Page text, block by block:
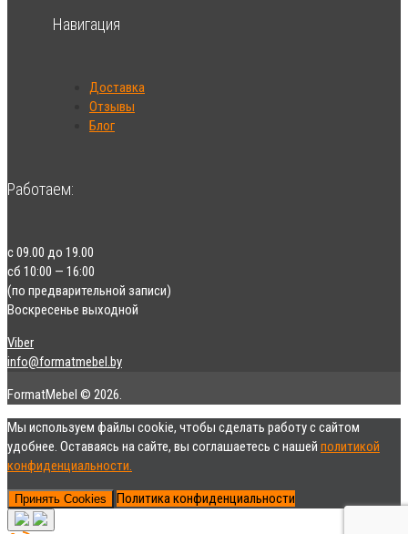
Навигация
Доставка
Отзывы
Блог
Работаем:
с 09.00 до 19.00
сб 10:00 — 16:00
(по предварительной записи)
Воскресенье выходной
Viber
info@formatmebel.by
FormatMebel © 2026.
Мы используем файлы cookie, чтобы сделать работу с сайтом
удобнее. Оставаясь на сайте, вы соглашаетесь с нашей политикой
конфиденциальности.
Принять Cookies Политика конфиденциальности